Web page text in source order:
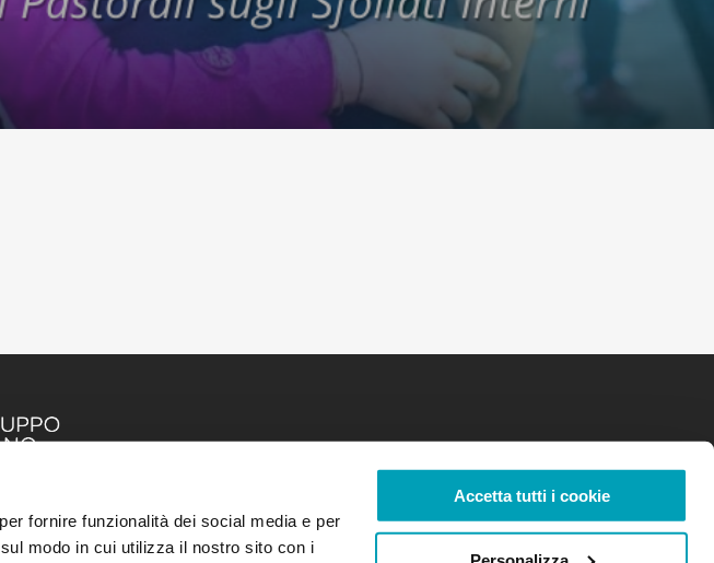
fornire funzionalità dei social media e per
modo in cui utilizza il nostro sito con i
Accetta tutti i cookie
RISORSE